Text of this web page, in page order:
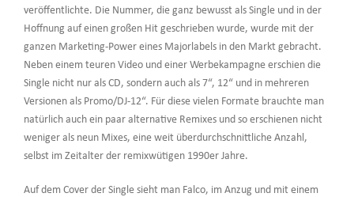
veröffentlichte. Die Nummer, die ganz bewusst als Single und in der
Hoffnung auf einen großen Hit geschrieben wurde, wurde mit der
ganzen Marketing-Power eines Majorlabels in den Markt gebracht.
Neben einem teuren Video und einer Werbekampagne erschien die
Single nicht nur als CD, sondern auch als 7“, 12“ und in mehreren
Versionen als Promo/DJ-12“. Für diese vielen Formate brauchte man
natürlich auch ein paar alternative Remixes und so erschienen nicht
weniger als neun Mixes, eine weit überdurchschnittliche Anzahl,
selbst im Zeitalter der remixwütigen 1990er Jahre.
Auf dem Cover der Single sieht man Falco, im Anzug und mit einem